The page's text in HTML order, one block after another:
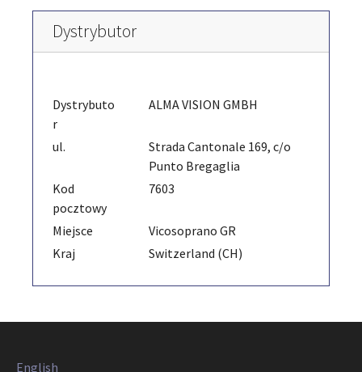
Dystrybutor
Dystrybuto
r
ALMA VISION GMBH
ul.
Strada Cantonale 169, c/o
Punto Bregaglia
Kod
pocztowy
7603
Miejsce
Vicosoprano GR
Kraj
Switzerland (CH)
English